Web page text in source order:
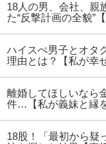
18人の男、会社、親
た“反撃計画の全貌”
ハイスぺ男子とオタ
理由とは？【私が幸
離婚してほしいなら
件…【私が義妹と縁
18股！「最初から